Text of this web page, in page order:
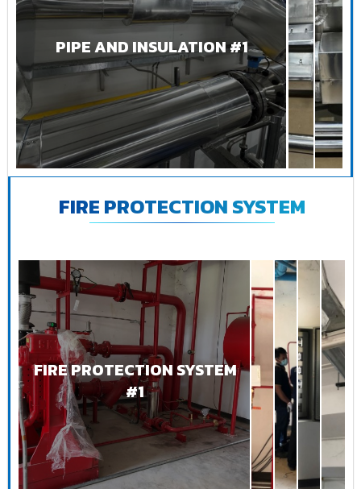
PIPE AND INSULATION #1
FIRE PROTECTION SYSTEM
FIRE PROTECTION SYSTEM
#1